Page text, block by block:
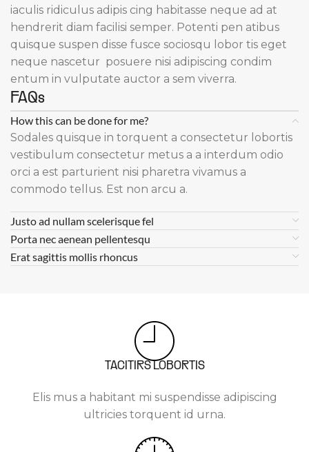
iaculis ridiculus adipis cing habitasse neque ad at
hendrerit diam facilisi semper. Potenti pen atibus
quisque suspen disse fusce sociosqu lobor tis eget
neque nascetur posuere nisi adipiscing condim
entum in vulputate auctor a sem viverra.
FAQs
How this can be done for me?
Sodales quisque in torquent a consectetur lobortis
vestibulum consectetur metus a a interdum odio
orci a est parturient nisi pharetra vivamus a
commodo tellus. Est non arcu a.
Justo ad nullam scelerisque fel
Porta nec aenean pellentesqu
Erat sagittis mollis rhoncus
TACITIRS LOBORTIS
Elis mus a habitant mi suspendisse adipiscing
ultricies torquent id urna.